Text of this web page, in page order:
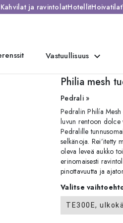
Kahvilat ja ravintolatHotellitHoivatilat
Vastuullisuus expand_more
Philia mesh
Pedrali »
Pedralin Philía
luvun rentoon dolce
Pedralille
selkänoja. Rei’itetty
oleva leveä aukko
erinomaisesti
pinottavuutta ja
Valitse
TE300E,